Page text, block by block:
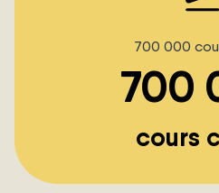
700 000
700
cours